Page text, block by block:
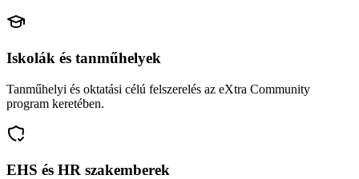
Iskolák és tanműhelyek
Tanműhelyi és oktatási célú felszerelés az eXtra Community
program keretében.
EHS és HR szakemberek